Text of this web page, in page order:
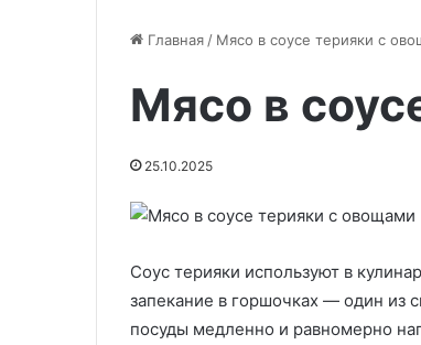
Главная / Мясо в соусе терияки с
Мясо в
25.10.2025
Соус терияки используют в
запекание в горшочках — один из
посуды медленно и равномерно
Чизкейк без выпечки с
зефирным кремом
Греческие
пирожки
куру
из